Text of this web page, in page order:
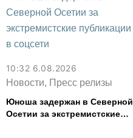
10:32 6.08.2026
Новости, Пресс релизы
Юноша задержан в Северной
Осетии за экстремистские